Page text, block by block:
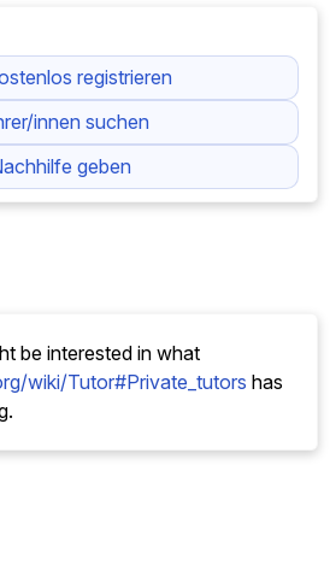
registrieren
innen suchen
geben
be interested in what
wiki/Tutor#Private_tutors has